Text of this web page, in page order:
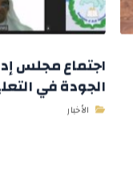
اجتماع مجلس
الجودة في
الأخبار